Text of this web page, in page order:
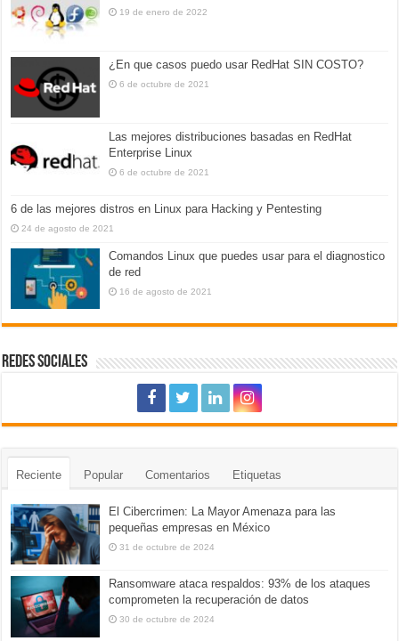
19 de enero de 2022
¿En que casos puedo usar RedHat SIN COSTO?
6 de octubre de 2021
Las mejores distribuciones basadas en RedHat
Enterprise Linux
6 de octubre de 2021
6 de las mejores distros en Linux para Hacking y Pentesting
24 de agosto de 2021
Comandos Linux que puedes usar para el diagnostico
de red
16 de agosto de 2021
REDES SOCIALES
Reciente Popular Comentarios Etiquetas
El Cibercrimen: La Mayor Amenaza para las
pequeñas empresas en México
31 de octubre de 2024
Ransomware ataca respaldos: 93% de los ataques
comprometen la recuperación de datos
30 de octubre de 2024